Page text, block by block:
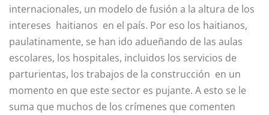
internacionales, un modelo de fusión a la altura de los
intereses haitianos en el país. Por eso los haitianos,
paulatinamente, se han ido adueñando de las aulas
escolares, los hospitales, incluidos los servicios de
parturientas, los trabajos de la construcción en un
momento en que este sector es pujante. A esto se le
suma que muchos de los crímenes que comenten